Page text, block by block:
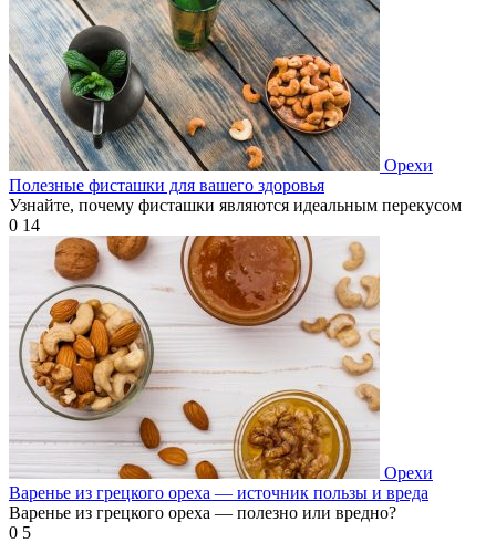
Орехи
Полезные фисташки для вашего здоровья
Узнайте, почему фисташки являются идеальным перекусом
0 14
Орехи
Варенье из грецкого ореха — источник пользы и вреда
Варенье из грецкого ореха — полезно или вредно?
0 5